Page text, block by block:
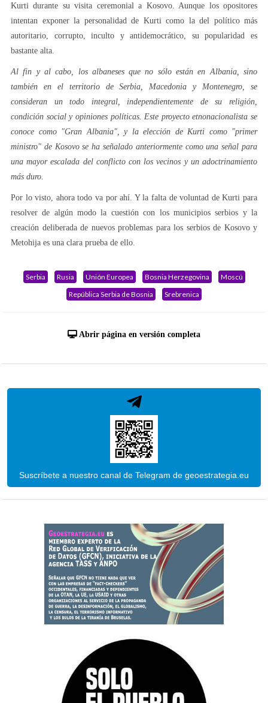
Kurti durante su visita ceremonial a Kosovo. Aunque los opositores
intentan exponer la personalidad de Kurti como la del político más
autoritario, corrupto, inculto y antidemocrático, su popularidad es
bastante alta.
Al fin y al cabo, los albaneses que no sólo están en Albania, sino
también en el territorio de Serbia, Macedonia y Montenegro, se
consideran un todo integral, independientemente de su religión,
condición social y opiniones políticas. Este proyecto etnonacionalista se
conoce como "Gran Albania", y la elección de Kurti como "primer
ministro" de Kosovo se ha señalado anteriormente como una señal para
una mayor escalada del conflicto con los vecinos y un adoctrinamiento
más duro.
Por lo visto, ahora todo va por ahí. Y la falta de voluntad de Kurti para
resolver de algún modo la cuestión con los municipios serbios y la
creación deliberada de nuevos problemas para los serbios de Kosovo y
Metohija es una clara prueba de ello.
Serbia Rusia Unión Europea Bosnia Herzegovina
Moscú
República Serbia de Bosnia
Srebrenica
Abrir página en versión completa
Suscríbete a nuestro canal de Telegram de geoestrategia.eu